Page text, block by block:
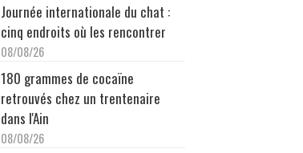
Journée internationale du chat :
cinq endroits où les rencontrer
08/08/26
180 grammes de cocaïne
retrouvés chez un trentenaire
dans l'Ain
08/08/26